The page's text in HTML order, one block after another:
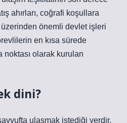
ahırları, coğrafi koşullara
önemli devlet işleri
en kısa sürede
olarak kurulan
dini?
ulaşmak istediği yerdir.